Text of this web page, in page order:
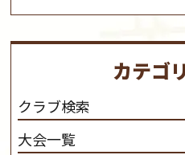
さと魅力を追求します。 私
だわります。 私たちは、乗
ンプ乗馬クラブ九州のツアー
カテゴ
クラブ検索
大会一覧